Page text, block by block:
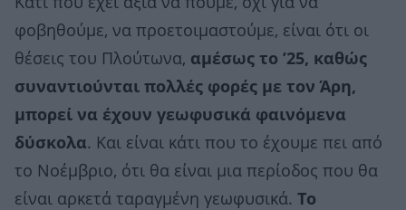
φοβηθούμε, να προετοιμαστούμε, είναι ότι οι
θέσεις του Πλούτωνα, αμέσως το ’25, καθώς
συναντιούνται πολλές φορές με τον Άρη,
μπορεί να έχουν γεωφυσικά φαινόμενα
δύσκολα. Και είναι κάτι που το έχουμε πει από
το Νοέμβριο, ότι θα είναι μια περίοδος που θα
είναι αρκετά ταραγμένη γεωφυσικά. Το